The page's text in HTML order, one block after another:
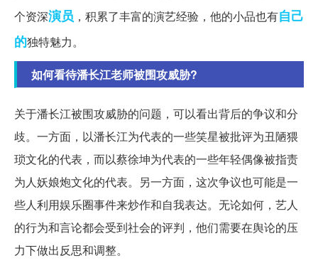
个资深演员 ，积累了丰富的演艺经验，他的小品也有自己
的独特魅力。
如何看待潘长江老师被围攻威胁?
关于潘长江被围攻威胁的问题，可以看出背后的争议和分
歧。一方面，以潘长江为代表的一些笑星被批评为丑陋猥
琐文化的代表，而以蔡徐坤为代表的一些年轻偶像被指责
为人妖娘炮文化的代表。另一方面，这次争议也可能是一
些人利用娱乐圈事件来炒作和自我表达。无论如何，艺人
的行为和言论都会受到社会的评判，他们需要在舆论的压
力下做出反思和调整。